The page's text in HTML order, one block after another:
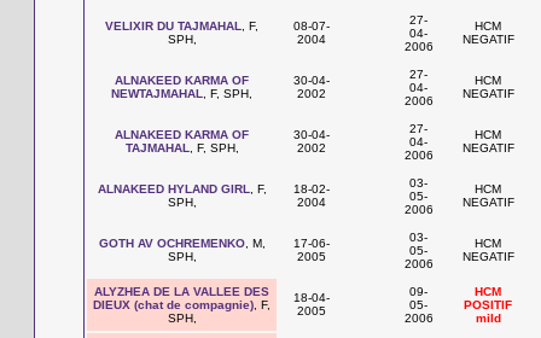
VELIXIR DU TAJMAHAL
, F,
SPH,
08-07-
2004
27-
04-
2006
HCM
NEGATIF
ALNAKEED KARMA OF
NEWTAJMAHAL
, F, SPH,
30-04-
2002
27-
04-
2006
HCM
NEGATIF
ALNAKEED KARMA OF
TAJMAHAL
, F, SPH,
30-04-
2002
27-
04-
2006
HCM
NEGATIF
ALNAKEED HYLAND GIRL
, F,
SPH,
18-02-
2004
03-
05-
2006
HCM
NEGATIF
GOTH AV OCHREMENKO, M,
SPH,
17-06-
2005
03-
05-
2006
HCM
NEGATIF
ALYZHEA DE LA VALLEE DES
DIEUX (chat de compagnie) , F,
SPH,
18-04-
2005
09-
05-
2006
HCM
POSITIF
mild